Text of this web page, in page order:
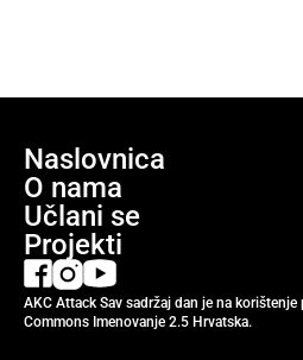
Naslovnica
O nama
Učlani se
Projekti
AKC Attack Sav sadržaj dan je na
Commons Imenovanje 2.5 Hrvatska.